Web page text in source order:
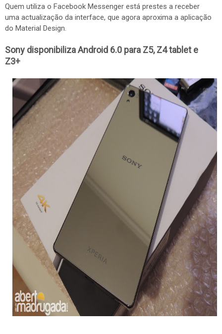
Quem utiliza o Facebook Messenger está prestes a receber
uma actualização da interface, que agora aproxima a aplicação
do Material Design.
Sony disponibiliza Android 6.0 para Z5, Z4 tablet e
Z3+